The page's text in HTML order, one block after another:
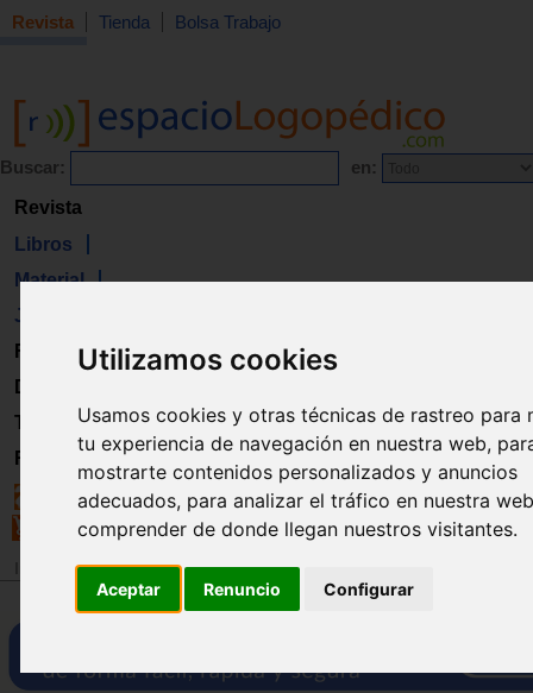
Utilizamos cookies
Usamos cookies y otras técnicas de rastreo para
tu experiencia de navegación en nuestra web,
mostrarte contenidos personalizados y anuncios
adecuados, para analizar el tráfico en nuestra
comprender de donde llegan nuestros visitantes.
Aceptar Renuncio Configurar
Revista Tienda Bolsa Trabajo
Buscar: en:
Revista
Libros
Material
Juguetes
Formación
Directorio
Trabajo
Registro
Revista